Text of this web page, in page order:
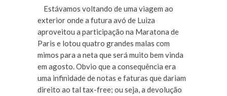
Estávamos voltando de uma viagem ao
exterior onde a futura avó de Luiza
aproveitou a participação na Maratona de
Paris e lotou quatro grandes malas com
mimos para a neta que será muito bem vinda
em agosto. Obvio que a consequência era
uma infinidade de notas e faturas que dariam
direito ao tal tax-free; ou seja, a devolução